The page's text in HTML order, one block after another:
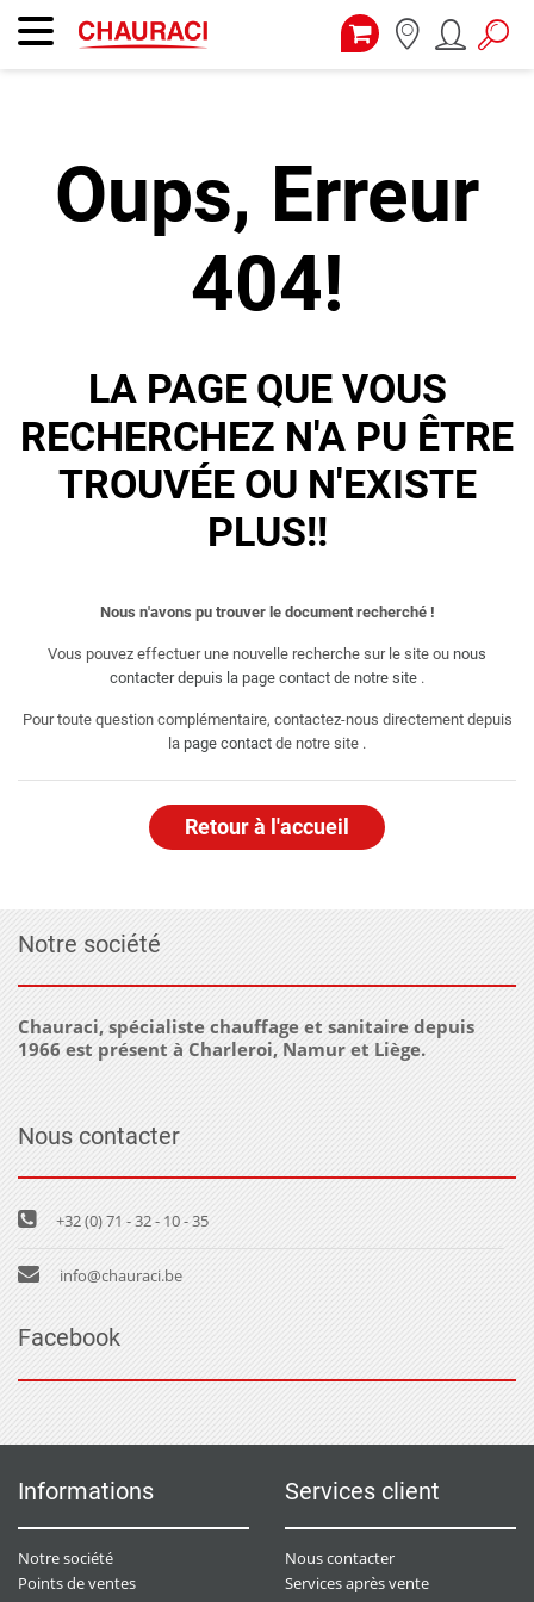
Oups, Erreur
404!
LA PAGE QUE VOUS
RECHERCHEZ N'A PU ÊTRE
TROUVÉE OU N'EXISTE
PLUS!!
Nous n'avons pu trouver le document recherché !
Vous pouvez effectuer une nouvelle recherche sur le site ou nous
contacter depuis la page contact de notre site .
Pour toute question complémentaire, contactez-nous directement depuis
la page contact de notre site .
Retour à l'accueil
Notre société
Chauraci, spécialiste chauffage et sanitaire depuis
1966 est présent à Charleroi, Namur et Liège.
Nous contacter
+32 (0) 71 - 32 - 10 - 35
info@chauraci.be
Facebook
Informations
Notre société
Points de ventes
Services client
Nous contacter
Services après vente